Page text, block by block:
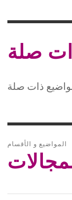
صلة
ذات صلة
المواضيع و الأقسام